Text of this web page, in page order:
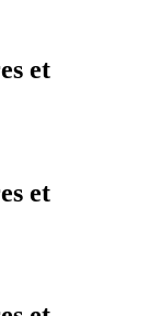
et
et